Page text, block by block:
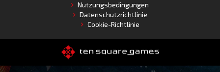
Nutzungsbedingungen
Datenschutzrichtlinie
Cookie-Richtlinie